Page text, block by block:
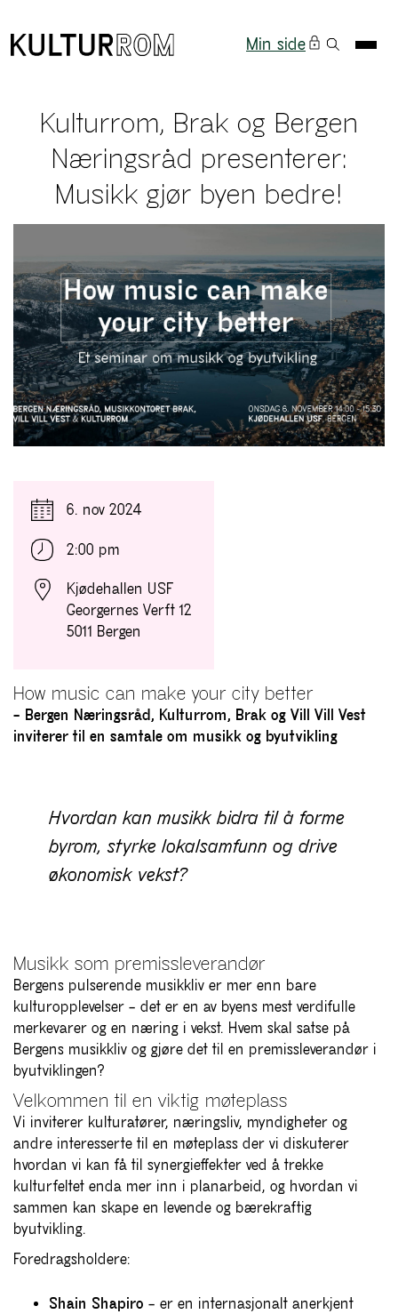
Min side
Kulturrom, Brak og Bergen
Næringsråd presenterer:
Musikk gjør byen bedre!
6. nov 2024
2:00 pm
Kjødehallen USF
Georgernes Verft 12
5011 Bergen
How music can make your city better
– Bergen Næringsråd, Kulturrom, Brak og Vill Vill Vest
inviterer til en samtale om musikk og byutvikling
Hvordan kan musikk bidra til å forme
byrom, styrke lokalsamfunn og drive
økonomisk vekst?
Musikk som premissleverandør
Bergens pulserende musikkliv er mer enn bare
kulturopplevelser – det er en av byens mest verdifulle
merkevarer og en næring i vekst. Hvem skal satse på
Bergens musikkliv og gjøre det til en premissleverandør i
byutviklingen?
Velkommen til en viktig møteplass
Vi inviterer kulturatører, næringsliv, myndigheter og
andre interesserte til en møteplass der vi diskuterer
hvordan vi kan få til synergieffekter ved å trekke
kulturfeltet enda mer inn i planarbeid, og hvordan vi
sammen kan skape en levende og bærekraftig
byutvikling.
Foredragsholdere:
Shain Shapiro – er en internasjonalt anerkjent